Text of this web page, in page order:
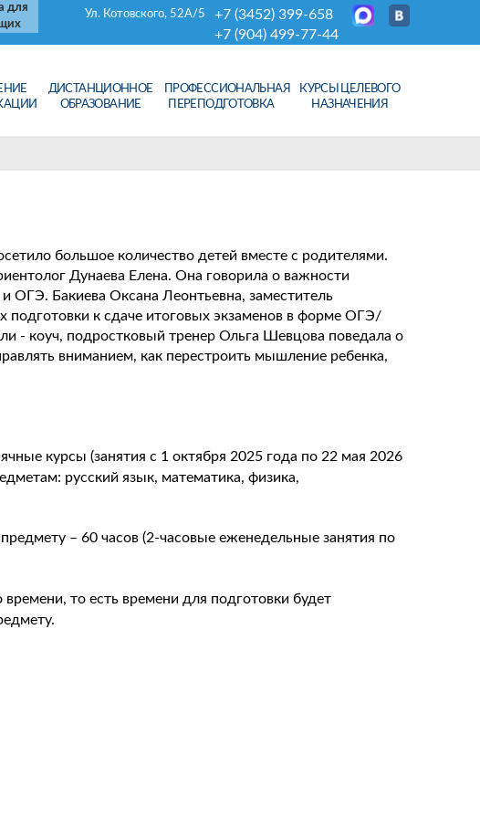
для
+7 (3452) 399-658
+7 (904) 499-77-44
Ул. Котовского, 52А/5
ДИСТАНЦИОННОЕ
ОБРАЗОВАНИЕ
ПРОФЕССИОНАЛЬНАЯ
ПЕРЕПОДГОТОВКА
КУРСЫ ЦЕЛЕВОГО
НАЗНАЧЕНИЯ
большое количество детей вместе с родителями.
Дунаева Елена. Она говорила о важности
ОГЭ. Бакиева Оксана Леонтьевна, заместитель
подготовки к сдаче итоговых экзаменов в форме ОГЭ/
- коуч, подростковый тренер Ольга Шевцова поведала о
вниманием, как перестроить мышление ребенка,
курсы (занятия с 1 октября 2025 года по 22 мая 2026
русский язык, математика, физика,
– 60 часов (2-часовые еженедельные занятия по
то есть времени для подготовки будет